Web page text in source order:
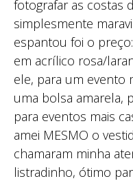
fotografar as costas
simplesmente
espantou foi o
em acrílico rosa/
ele, para um evento
uma bolsa amarela,
para eventos mais
amei MESMO o
chamaram minha
listradinho, ótimo